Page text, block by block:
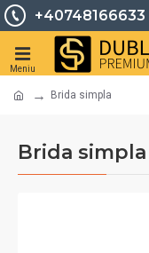
+40748166633
Brida simpla
Brida simpla